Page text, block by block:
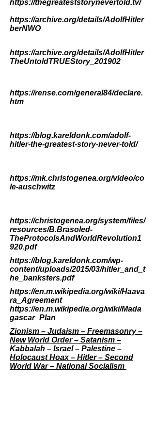
https://thegreateststorynevertold.tv/
https://archive.org/details/AdolfHitler
berNWO
https://archive.org/details/AdolfHitler
TheUntoldTRUEStory_201902
https://rense.com/general84/declare.
htm
https://blog.kareldonk.com/adolf-
hitler-the-greatest-story-never-told/
https://mk.christogenea.org/video/co
le-auschwitz
https://christogenea.org/system/files/
resources/B.Brasoled-
TheProtocolsAndWorldRevolution1
920.pdf
https://blog.kareldonk.com/wp-
content/uploads/2015/03/hitler_and_t
he_banksters.pdf
https://en.m.wikipedia.org/wiki/Haava
ra_Agreement
https://en.m.wikipedia.org/wiki/Mada
gascar_Plan
Zionism – Judaism – Freemasonry –
New World Order – Satanism –
Kabbalah – Israel – Palestine –
Holocaust Hoax – Hitler – Second
World War – National Socialism